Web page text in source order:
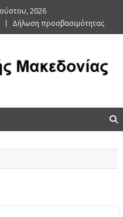
2026
Δήλωση προσβασιμότητας